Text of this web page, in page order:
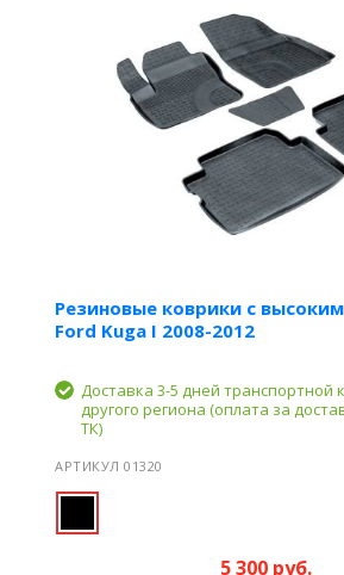
Резиновые коврики с
Ford Kuga I 2008-2012
Доставка 3-5 дней транспортной
другого региона (оплата за
ТК)
АРТИКУЛ 01320
5 300 руб.